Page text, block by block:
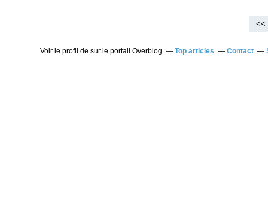
<<
Voir le profil de sur le portail Overblog Top articles Contact